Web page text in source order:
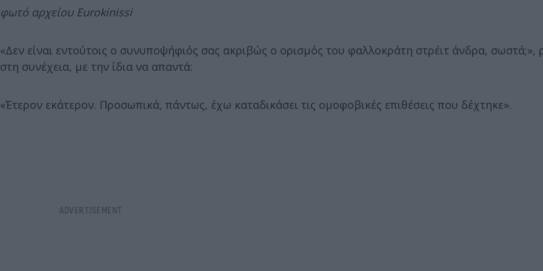
φωτό αρχείου Eurokinissi
«Δεν είναι εντούτοις ο συνυποψήφιός σας ακριβώς ο ορισμός του φαλλοκράτη στρέιτ άνδρα, σωστά;»,
στη συνέχεια, με την ίδια να απαντά:
«Έτερον εκάτερον. Προσωπικά, πάντως, έχω καταδικάσει τις ομοφοβικές επιθέσεις που δέχτηκε».